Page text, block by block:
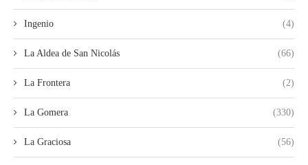
Ingenio (4)
La Aldea de San Nicolás (66)
La Frontera (2)
La Gomera (330)
La Graciosa (56)